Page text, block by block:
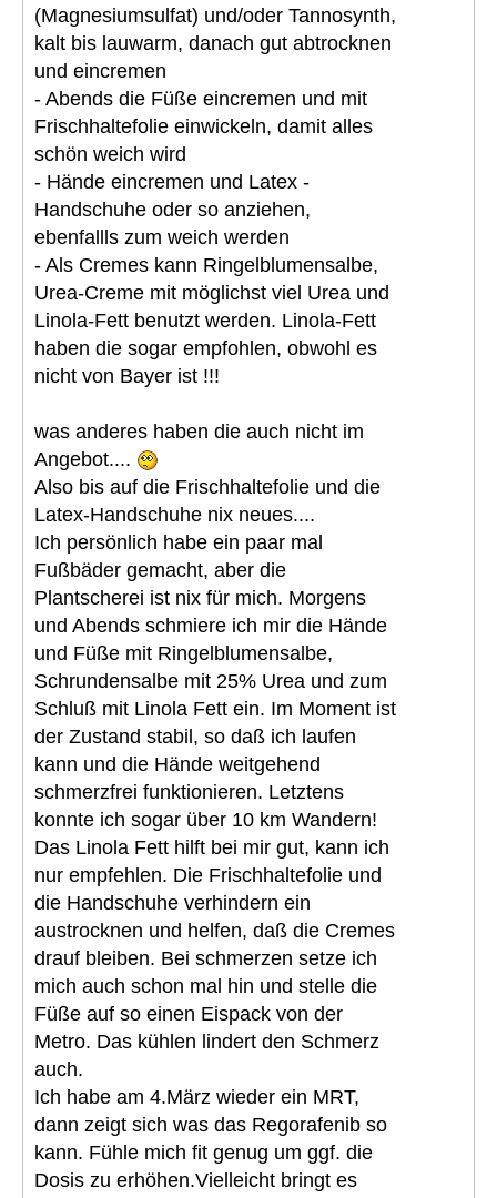
(Magnesiumsulfat) und/oder Tannosynth,
kalt bis lauwarm, danach gut abtrocknen
und eincremen
- Abends die Füße eincremen und mit
Frischhaltefolie einwickeln, damit alles
schön weich wird
- Hände eincremen und Latex -
Handschuhe oder so anziehen,
ebenfallls zum weich werden
- Als Cremes kann Ringelblumensalbe,
Urea-Creme mit möglichst viel Urea und
Linola-Fett benutzt werden. Linola-Fett
haben die sogar empfohlen, obwohl es
nicht von Bayer ist !!!
was anderes haben die auch nicht im
Angebot....
Also bis auf die Frischhaltefolie und die
Latex-Handschuhe nix neues....
Ich persönlich habe ein paar mal
Fußbäder gemacht, aber die
Plantscherei ist nix für mich. Morgens
und Abends schmiere ich mir die Hände
und Füße mit Ringelblumensalbe,
Schrundensalbe mit 25% Urea und zum
Schluß mit Linola Fett ein. Im Moment ist
der Zustand stabil, so daß ich laufen
kann und die Hände weitgehend
schmerzfrei funktionieren. Letztens
konnte ich sogar über 10 km Wandern!
Das Linola Fett hilft bei mir gut, kann ich
nur empfehlen. Die Frischhaltefolie und
die Handschuhe verhindern ein
austrocknen und helfen, daß die Cremes
drauf bleiben. Bei schmerzen setze ich
mich auch schon mal hin und stelle die
Füße auf so einen Eispack von der
Metro. Das kühlen lindert den Schmerz
auch.
Ich habe am 4.März wieder ein MRT,
dann zeigt sich was das Regorafenib so
kann. Fühle mich fit genug um ggf. die
Dosis zu erhöhen.Vielleicht bringt es